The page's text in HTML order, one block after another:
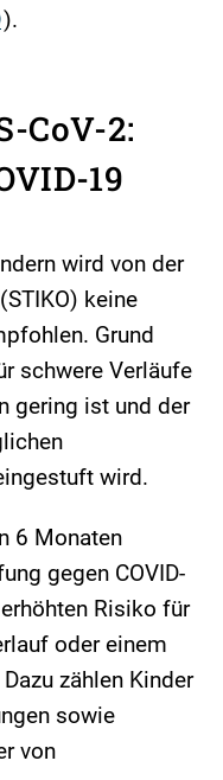
).
CoV-2:
19
wird von der
keine
Grund
schwere Verläufe
gering ist und der
wird.
6 Monaten
gegen COVID-
Risiko für
oder einem
zählen Kinder
sowie
von